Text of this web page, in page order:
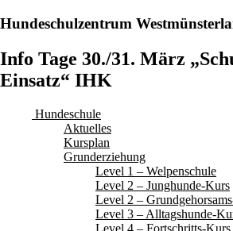
Hundeschulzentrum
Info Tage 30./31. März
Einsatz“ IHK
Hundeschule
Aktuelles
Kursplan
Grunderziehung
Level 1 – Welpenschule
Level 2 – Junghunde-Kurs
Level 2 –
Level 3 – Alltagshunde-
Level 4 – Fortschritts-